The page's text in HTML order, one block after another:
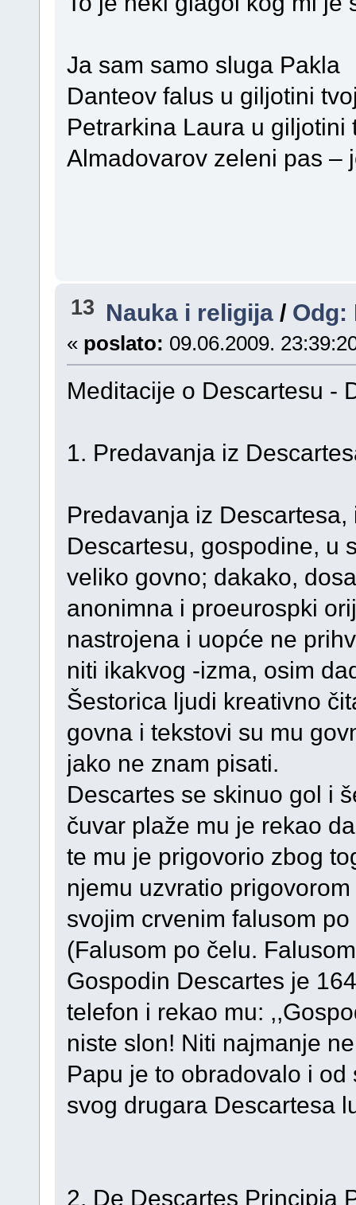
Ja sam samo sluga Pakla
Danteov falus u giljotini
Petrarkina Laura u giljotini
Almadovarov zeleni pas –
13 Nauka i religija / Odg:
« poslato: 09.06.2009.
Meditacije o Descartesu -
1. Predavanja iz
Predavanja iz
Descartesu, gospodine, u
veliko govno; dakako,
anonimna i proeurospki
nastrojena i uopće ne
niti ikakvog -izma, osim
Šestorica ljudi kreativno
govna i tekstovi su mu
jako ne znam pisati.
Descartes se skinuo gol i
čuvar plaže mu je rekao
te mu je prigovorio zbog
njemu uzvratio
svojim crvenim falusom po
(Falusom po čelu.
Gospodin Descartes je
telefon i rekao mu:
niste slon! Niti najmanje
Papu je to obradovalo i od
svog drugara Descartesa
2. De Descartes Principia